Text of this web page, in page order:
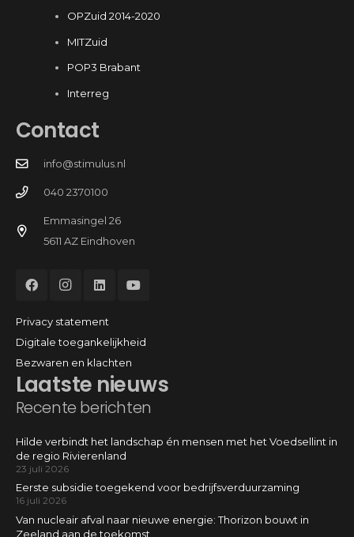
OPZuid 2014-2020
MITZuid
POP3 Brabant
Interreg
Laatste nieuws
Recente berichten
Hilde verbindt het landschap én mensen met het Voedsellint in
de regio Rivierenland
23 juli 2026
Eerste subsidie toegekend voor bedrijfsverduurzaming
16 juli 2026
Van nucleair afval naar nieuwe energie: Thorizon bouwt in
Zeeland aan de toekomst
Contact
info@stimulus.nl
040 2370100
Emmasingel 26
5611 AZ Eindhoven
Privacy statement
Digitale toegankelijkheid
Bezwaren en klachten